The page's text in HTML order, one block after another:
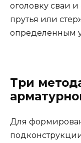
оголовку сваи
прутья или
определенным
Три
Для